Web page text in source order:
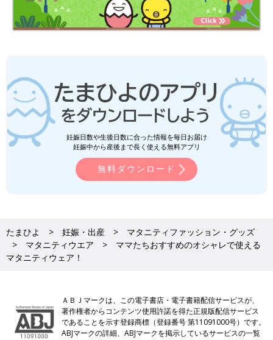
妊娠日数や生後日数に合った情報を毎日お届け
妊娠中から産後まで長く使える無料アプリ
無料ダウンロード
たまひよ 妊娠・出産
マタニティファッション・グッズ
マタニティウエア
ママたちおすすめのオシャレで使える
マタニティウェア！
ＡＢＪマークは、この電子書店・電子書籍配信サービスが、
著作権者からコンテンツ使用許諾を得た正規版配信サービス
であることを示す登録商標（登録番号 第11091000号）です。
ABJマークの詳細、ABJマークを掲示しているサービスの一覧